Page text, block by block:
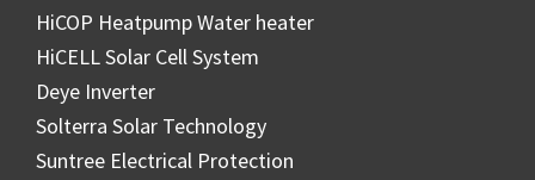
HiCOP Heatpump Water heater
HiCELL Solar Cell System
Deye Inverter
Solterra Solar Technology
Suntree Electrical Protection